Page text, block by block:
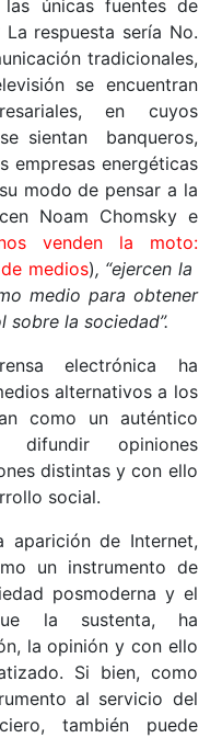
las únicas fuentes de
respuesta sería No.
tradicionales,
se encuentran
en cuyos
sientan banqueros,
empresas energéticas
modo de pensar a la
Noam Chomsky e
venden la moto:
medios), “ejercen la
medio para obtener
sobre la sociedad”.
electrónica ha
alternativos a los
como un auténtico
difundir opiniones
distintas y con ello
social.
aparición de Internet,
un instrumento de
posmoderna y el
la sustenta, ha
la opinión y con ello
Si bien, como
al servicio del
también puede